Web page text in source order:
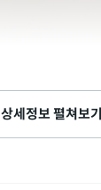
상세정보 펼쳐보기